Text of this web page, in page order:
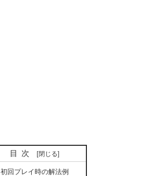
目次
初回プレイ時の解法例